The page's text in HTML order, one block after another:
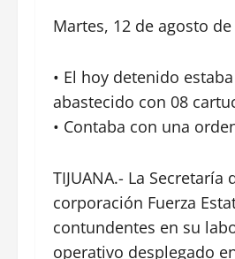
Martes, 12 de agosto de
• El hoy detenido
abastecido con 08
• Contaba con una
TIJUANA.- La
corporación Fuerza
contundentes en su
operativo desplegado